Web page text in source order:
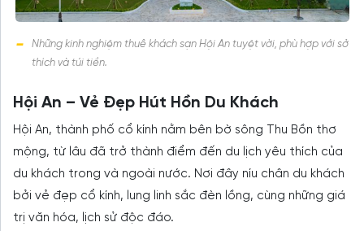
Những kinh nghiệm thuê khách sạn Hội An tuyệt vời, phù hợp với sở
thích và túi tiền.
Hội An – Vẻ Đẹp Hút Hồn Du Khách
Hội An, thành phố cổ kính nằm bên bờ sông Thu Bồn thơ
mộng, từ lâu đã trở thành điểm đến du lịch yêu thích của
du khách trong và ngoài nước. Nơi đây níu chân du khách
bởi vẻ đẹp cổ kính, lung linh sắc đèn lồng, cùng những giá
trị văn hóa, lịch sử độc đáo.